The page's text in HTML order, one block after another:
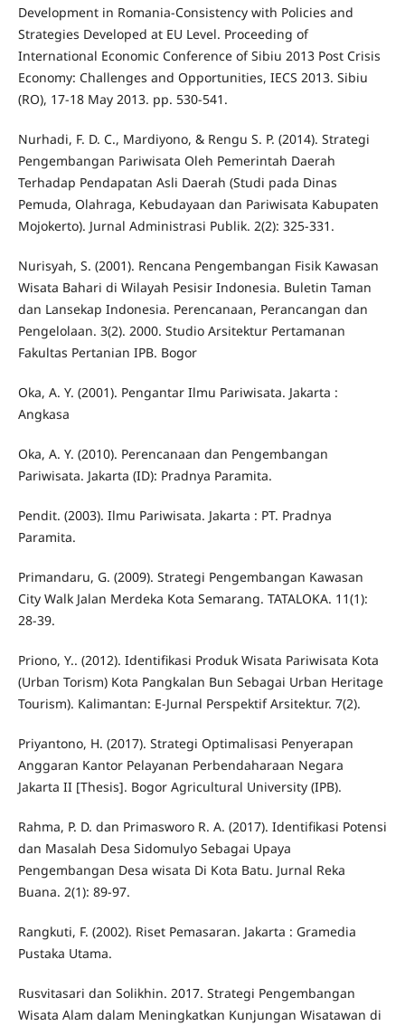
Development in Romania-Consistency with Policies and
Strategies Developed at EU Level. Proceeding of
International Economic Conference of Sibiu 2013 Post Crisis
Economy: Challenges and Opportunities, IECS 2013. Sibiu
(RO), 17-18 May 2013. pp. 530-541.
Nurhadi, F. D. C., Mardiyono, & Rengu S. P. (2014). Strategi
Pengembangan Pariwisata Oleh Pemerintah Daerah
Terhadap Pendapatan Asli Daerah (Studi pada Dinas
Pemuda, Olahraga, Kebudayaan dan Pariwisata Kabupaten
Mojokerto). Jurnal Administrasi Publik. 2(2): 325-331.
Nurisyah, S. (2001). Rencana Pengembangan Fisik Kawasan
Wisata Bahari di Wilayah Pesisir Indonesia. Buletin Taman
dan Lansekap Indonesia. Perencanaan, Perancangan dan
Pengelolaan. 3(2). 2000. Studio Arsitektur Pertamanan
Fakultas Pertanian IPB. Bogor
Oka, A. Y. (2001). Pengantar Ilmu Pariwisata. Jakarta :
Angkasa
Oka, A. Y. (2010). Perencanaan dan Pengembangan
Pariwisata. Jakarta (ID): Pradnya Paramita.
Pendit. (2003). Ilmu Pariwisata. Jakarta : PT. Pradnya
Paramita.
Primandaru, G. (2009). Strategi Pengembangan Kawasan
City Walk Jalan Merdeka Kota Semarang. TATALOKA. 11(1):
28-39.
Priono, Y.. (2012). Identifikasi Produk Wisata Pariwisata Kota
(Urban Torism) Kota Pangkalan Bun Sebagai Urban Heritage
Tourism). Kalimantan: E-Jurnal Perspektif Arsitektur. 7(2).
Priyantono, H. (2017). Strategi Optimalisasi Penyerapan
Anggaran Kantor Pelayanan Perbendaharaan Negara
Jakarta II [Thesis]. Bogor Agricultural University (IPB).
Rahma, P. D. dan Primasworo R. A. (2017). Identifikasi Potensi
dan Masalah Desa Sidomulyo Sebagai Upaya
Pengembangan Desa wisata Di Kota Batu. Jurnal Reka
Buana. 2(1): 89-97.
Rangkuti, F. (2002). Riset Pemasaran. Jakarta : Gramedia
Pustaka Utama.
Rusvitasari dan Solikhin. 2017. Strategi Pengembangan
Wisata Alam dalam Meningkatkan Kunjungan Wisatawan di